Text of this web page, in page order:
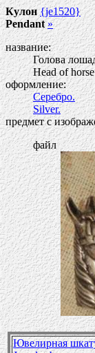
Кулон {je1520}
Pendant »
название:
Голова
Head of horse
оформление:
Серебро.
Silver.
предмет с
файл
Ювелирная